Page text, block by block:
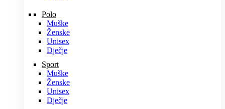
Polo
Muške
Ženske
Unisex
Dječje
Sport
Muške
Ženske
Unisex
Dječje